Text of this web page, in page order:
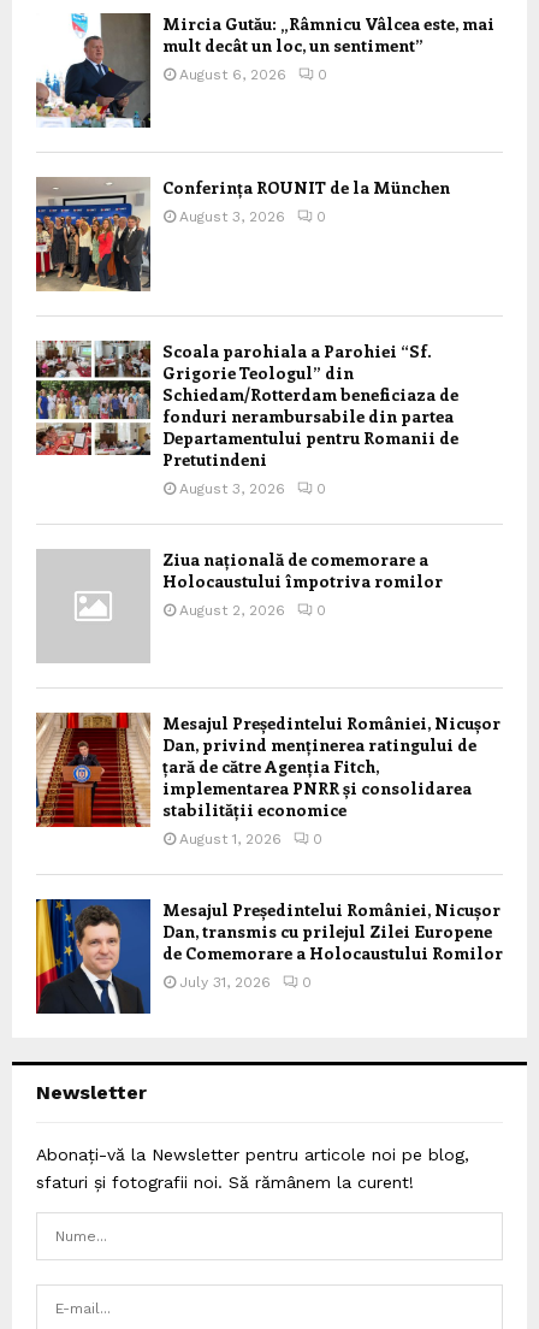
Mircia Gutău: „Râmnicu Vâlcea este, mai
mult decât un loc, un sentiment”
August 6, 2026 0
Conferința ROUNIT de la München
August 3, 2026 0
Scoala parohiala a Parohiei “Sf.
Grigorie Teologul” din
Schiedam/Rotterdam beneficiaza de
fonduri nerambursabile din partea
Departamentului pentru Romanii de
Pretutindeni
August 3, 2026 0
Ziua națională de comemorare a
Holocaustului împotriva romilor
August 2, 2026 0
Mesajul Președintelui României, Nicușor
Dan, privind menținerea ratingului de
țară de către Agenția Fitch,
implementarea PNRR și consolidarea
stabilității economice
August 1, 2026 0
Mesajul Președintelui României, Nicușor
Dan, transmis cu prilejul Zilei Europene
de Comemorare a Holocaustului Romilor
July 31, 2026 0
Newsletter
Abonați-vă la Newsletter pentru articole noi pe blog,
sfaturi și fotografii noi. Să rămânem la curent!